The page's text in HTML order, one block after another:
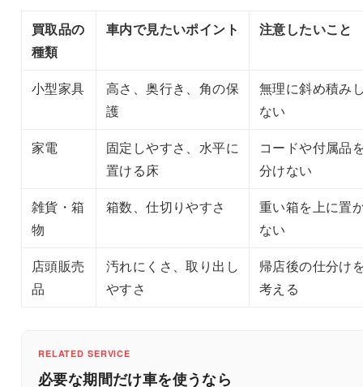
買取品の
種類
車内で見たいポイント 注意したいこと
小型家具
高さ、奥行き、角の保
護
無理に斜め積み
ない
家電
固定しやすさ、水平に
置ける床
コードや付属品
分けない
雑貨・箱
物
箱数、仕切りやすさ
重い箱を上に置
ない
店頭販売
品
汚れにくさ、取り出し
やすさ
帰店後の仕分け
考える
RELATED SERVICE
必要な期間だけ車を使うなら